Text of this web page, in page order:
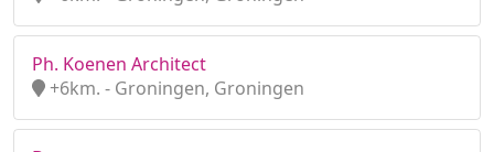
Ph. Koenen Architect
+6km. - Groningen, Groningen